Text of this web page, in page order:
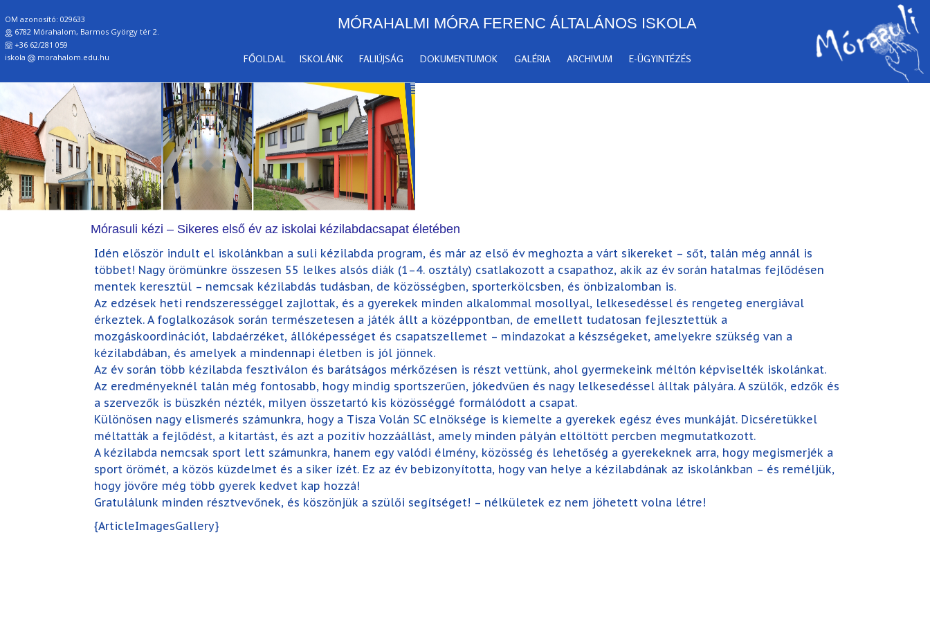
FŐOLDAL ISKOLÁNK FALIÚJSÁG DOKUMENTUMOK GALÉRIA ARCHIVUM E-ÜGYINTÉZÉS
MÓRAHALMI MÓRA FERENC ÁLTALÁNOS ISKOLA
OM azonosító: 029633
6782 Mórahalom, Barmos György tér 2.
+36 62/281 059
iskola
morahalom.edu.hu
Mórasuli kézi – Sikeres első év az iskolai kézilabdacsapat életében
Idén először indult el iskolánkban a suli kézilabda program, és már az első év meghozta a várt sikereket – sőt, talán még annál is
többet! Nagy örömünkre összesen 55 lelkes alsós diák (1–4. osztály) csatlakozott a csapathoz, akik az év során hatalmas fejlődésen
mentek keresztül – nemcsak kézilabdás tudásban, de közösségben, sporterkölcsben, és önbizalomban is.
Az edzések heti rendszerességgel zajlottak, és a gyerekek minden alkalommal mosollyal, lelkesedéssel és rengeteg energiával
érkeztek. A foglalkozások során természetesen a játék állt a középpontban, de emellett tudatosan fejlesztettük a
mozgáskoordinációt, labdaérzéket, állóképességet és csapatszellemet – mindazokat a készségeket, amelyekre szükség van a
kézilabdában, és amelyek a mindennapi életben is jól jönnek.
Az év során több kézilabda fesztiválon és barátságos mérkőzésen is részt vettünk, ahol gyermekeink méltón képviselték iskolánkat.
Az eredményeknél talán még fontosabb, hogy mindig sportszerűen, jókedvűen és nagy lelkesedéssel álltak pályára. A szülők, edzők és
a szervezők is büszkén nézték, milyen összetartó kis közösséggé formálódott a csapat.
Különösen nagy elismerés számunkra, hogy a Tisza Volán SC elnöksége is kiemelte a gyerekek egész éves munkáját. Dicséretükkel
méltatták a fejlődést, a kitartást, és azt a pozitív hozzáállást, amely minden pályán eltöltött percben megmutatkozott.
A kézilabda nemcsak sport lett számunkra, hanem egy valódi élmény, közösség és lehetőség a gyerekeknek arra, hogy megismerjék a
sport örömét, a közös küzdelmet és a siker ízét. Ez az év bebizonyította, hogy van helye a kézilabdának az iskolánkban – és reméljük,
hogy jövőre még több gyerek kedvet kap hozzá!
Gratulálunk minden résztvevőnek, és köszönjük a szülői segítséget! – nélkületek ez nem jöhetett volna létre!
{ArticleImagesGallery}